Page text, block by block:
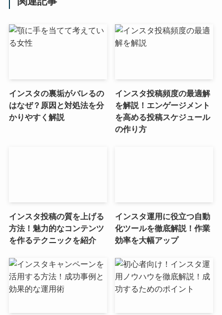
インスタの裏垢がバレるの
はなぜ？原因と対処法を分
かりやすく解説
インスタ投稿頻度の最適解
を解説！エンゲージメント
を高める投稿スケジュール
の作り方
インスタ投稿の質を上げる
方法！魅力的なコンテンツ
を作るテクニックを紹介
インスタ運用に役立つ自動
化ツールを徹底解説！作業
効率を大幅アップ